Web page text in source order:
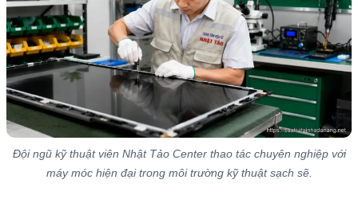
Đội ngũ kỹ thuật viên Nhật Tảo Center thao tác chuyên nghiệp với
máy móc hiện đại trong môi trường kỹ thuật sạch sẽ.